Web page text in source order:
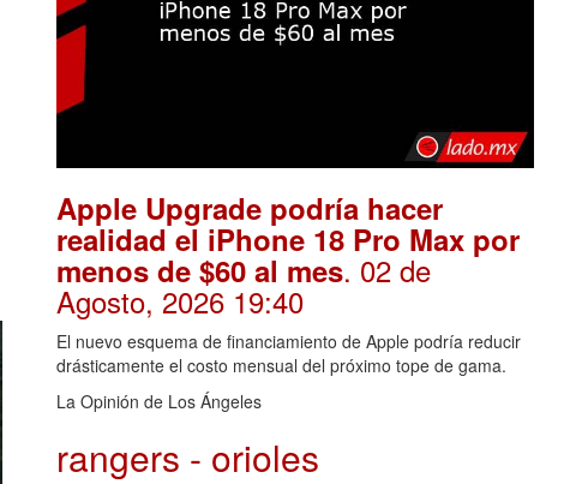
Apple Upgrade podría hacer
realidad el iPhone 18 Pro Max por
menos de $60 al mes. 02 de
Agosto, 2026 19:40
El nuevo esquema de financiamiento de Apple podría reducir
drásticamente el costo mensual del próximo tope de gama.
La Opinión de Los Ángeles
rangers - orioles